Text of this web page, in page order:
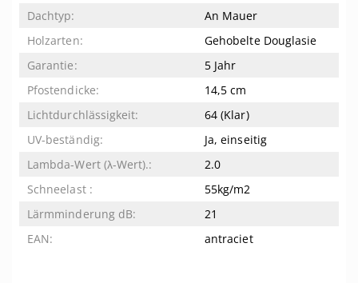
An Mauer
Gehobelte Douglasie
5 Jahr
14,5 cm
64 (Klar)
Ja, einseitig
2.0
55kg/m2
21
antraciet